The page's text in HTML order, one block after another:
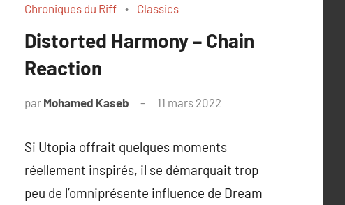
Chroniques du Riff Classics
Distorted Harmony – Chain
Reaction
par Mohamed Kaseb 11 mars 2022
Si Utopia offrait quelques moments
réellement inspirés, il se démarquait trop
peu de l’omniprésente influence de Dream